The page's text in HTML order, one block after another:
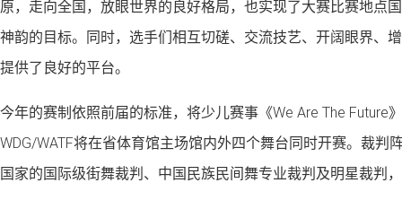
原，走向全国，放眼世界的良好格局，也实现了大赛比赛地点
神韵的目标。同时，选手们相互切磋、交流技艺、开阔眼界、
提供了良好的平台。
今年的赛制依照前届的标准，将少儿赛事《We Are The Future
WDG/WATF将在省体育馆主场馆内外四个舞台同时开赛。裁判
国家的国际级街舞裁判、中国民族民间舞专业裁判及明星裁判